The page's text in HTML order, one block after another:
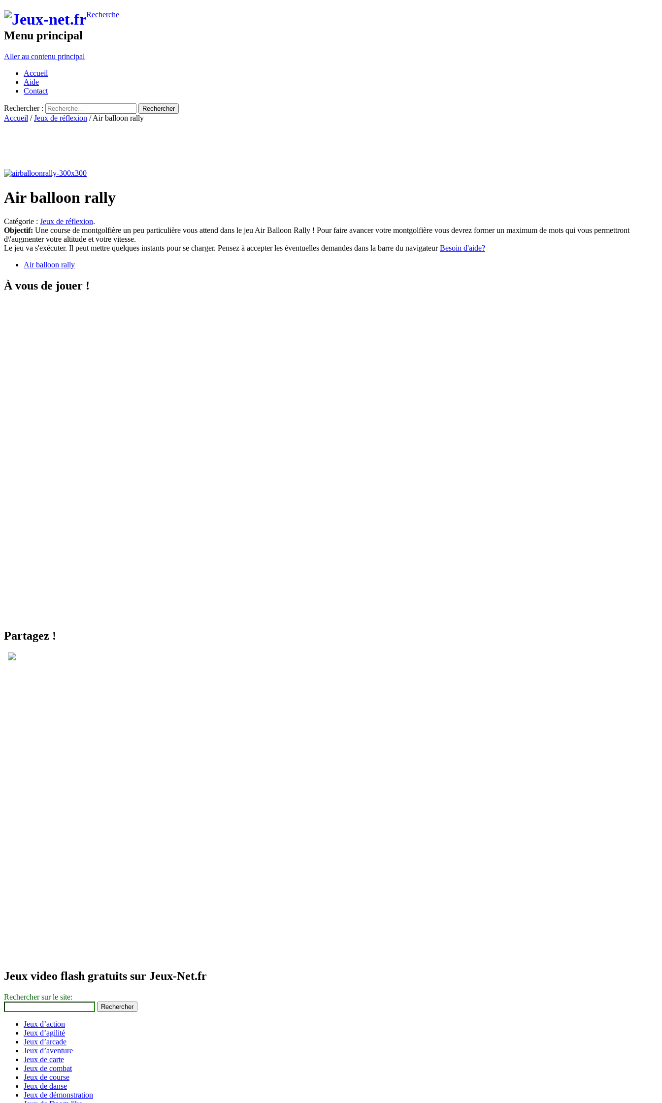
Recherche
Menu principal
Aller au contenu principal
Accueil
Aide
Contact
Rechercher :
Accueil /Jeux de réflexion / Air balloon rally
Air balloon rally
Catégorie : Jeux de réflexion.
Objectif: Une course de montgolfière un peu particulière vous attend dans le jeu Air Balloon Rally ! Pour faire avancer votre montgolfière vous devrez former un maximum de mots qui vous permettront
d\'augmenter votre altitude et votre vitesse.
Le jeu va s'exécuter. Il peut mettre quelques instants pour se charger. Pensez à accepter les éventuelles demandes dans la barre du navigateurBesoin d'aide?
Air balloon rally
À vous de jouer !
Partagez !
Jeux video flash gratuits sur Jeux-Net.fr
Rechercher sur le site:
Jeux d’action
Jeux d’agilité
Jeux d’arcade
Jeux d’aventure
Jeux de carte
Jeux de combat
Jeux de course
Jeux de danse
Jeux de démonstration